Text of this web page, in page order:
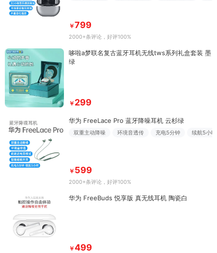
￥799
2000+条评论 ，好评100%
哆啦a梦联名复古蓝牙耳机无线tws系列礼盒套装 墨
绿
￥ 299
华为 FreeLace Pro 蓝牙降噪耳机 云杉绿
双重主动降噪 环境音透传 充电5分钟 续航5小时
￥ 599
2000+条评论 ，好评100%
华为 FreeBuds 悦享版 真无线耳机 陶瓷白
￥499